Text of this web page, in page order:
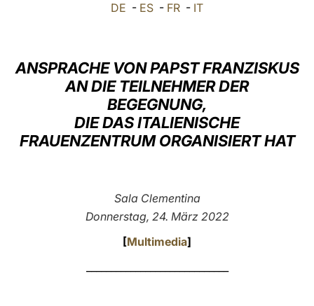
LATINE
DE - ES - FR - IT
ANSPRACHE VON PAPST FRANZISKUS
AN DIE TEILNEHMER DER
BEGEGNUNG,
DIE DAS ITALIENISCHE
FRAUENZENTRUM ORGANISIERT HAT
Sala Clementina
Donnerstag, 24. März 2022
[Multimedia]